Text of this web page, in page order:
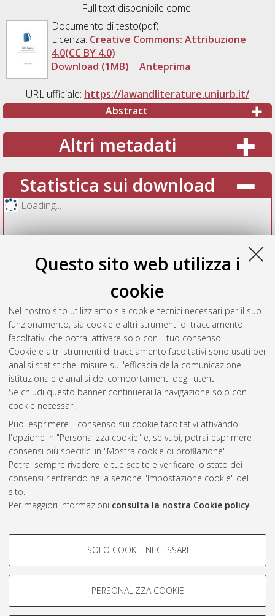
Questo sito web utilizza i
cookie
Nel nostro sito utilizziamo sia cookie tecnici necessari per il suo
funzionamento, sia cookie e altri strumenti di tracciamento
facoltativi che potrai attivare solo con il tuo consenso.
Cookie e altri strumenti di tracciamento facoltativi sono usati per
analisi statistiche, misure sull'efficacia della comunicazione
istituzionale e analisi dei comportamenti degli utenti.
Se chiudi questo banner continuerai la navigazione solo con i
cookie necessari.
Puoi esprimere il consenso sui cookie facoltativi attivando
l'opzione in "Personalizza cookie" e, se vuoi, potrai esprimere
consensi più specifici in "Mostra cookie di profilazione".
Potrai sempre rivedere le tue scelte e verificare lo stato dei
consensi rientrando nella sezione "Impostazione cookie" del
sito.
Per maggiori informazioni consulta la nostra Cookie policy.
COOKIE DI PROFILAZIONE -
Si tratta di cookie utilizzati per analizzare le caratteristiche della
navigazione degli utenti, creare profili in base al loro comportamento
SOLO COOKIE NECESSARI
PERSONALIZZA COOKIE
Full text disponibile come:
Documento di testo(pdf)
Licenza: Creative Commons: Attribuzione
4.0(CC BY 4.0)
Download (1MB) | Anteprima
URL ufficiale: https://lawandliterature.uniurb.it/
Abstract
Altri metadati
Statistica sui download
Loading...
Vedi altre statistiche
Gestione del documento:
Atom
Rss
2.0
AMS Acta
ISSN: 2038-7954
re3data.org -
doi.org/10.17616/R3P19R
Servizio implementato e
Impostazioni Cookie
repository